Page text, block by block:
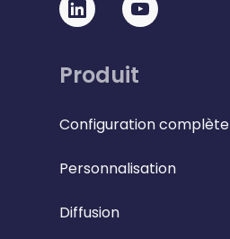
Produit
Configuration complète
Personnalisation
Diffusion